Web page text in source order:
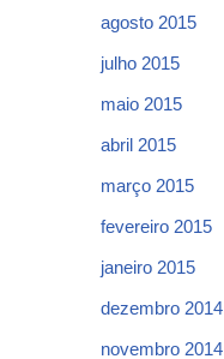
agosto 2015
julho 2015
maio 2015
abril 2015
março 2015
fevereiro 2015
janeiro 2015
dezembro 2014
novembro 2014